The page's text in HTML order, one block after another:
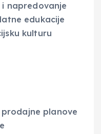
napredovanje
edukacije
kulturu
planove